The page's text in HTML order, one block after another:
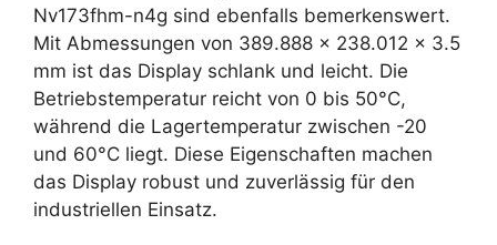
Nv173fhm-n4g sind ebenfalls bemerkenswert.
Mit Abmessungen von 389.888 x 238.012 x 3.5
mm ist das Display schlank und leicht. Die
Betriebstemperatur reicht von 0 bis 50°C,
während die Lagertemperatur zwischen -20
und 60°C liegt. Diese Eigenschaften machen
das Display robust und zuverlässig für den
industriellen Einsatz.